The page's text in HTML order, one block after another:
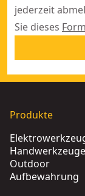
jederzeit
Sie dieses
Produkte
Handwerkzeuge
Outdoor
Aufbewahrung